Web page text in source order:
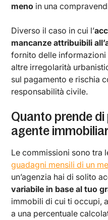
meno in una
Diverso il caso in cui l’
mancanze attribuibili
fornito delle informazioni
altre irregolarità
sul pagamento e rischia
responsabilità civile.
Quanto prende
agente
Le commissioni sono tra
guadagni mensili di un
un’agenzia hai di solito
variabile in base al tuo
immobili di cui ti occupi,
a una percentuale